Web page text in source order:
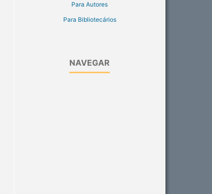
Para Autores
Para Bibliotecários
NAVEGAR